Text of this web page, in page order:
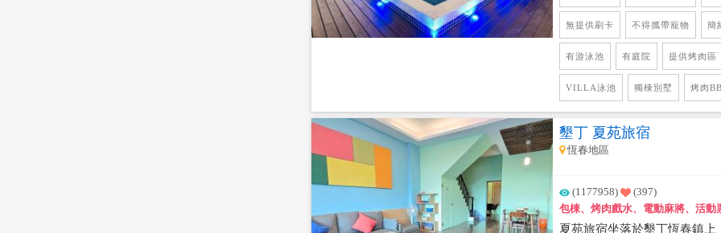
廳娛樂室，有大空間的沙發
設備、電動麻將，輕食料理
派。 房型規劃雙人房、四人
大床墊，空間寬敞又舒適，
們可以盡興的玩樂，有長輩
恆春市區購物很便利，優先
無提供刷卡 不得攜帶寵物 簡
有游泳池 有庭院 提供烤肉區
VILLA泳池 獨棟別墅 烤肉
墾丁 夏苑旅宿
恆春地區
(1177958)
(397)
包棟、烤肉戲水、電動麻將、活動
夏苑旅宿坐落於墾丁恆春鎮